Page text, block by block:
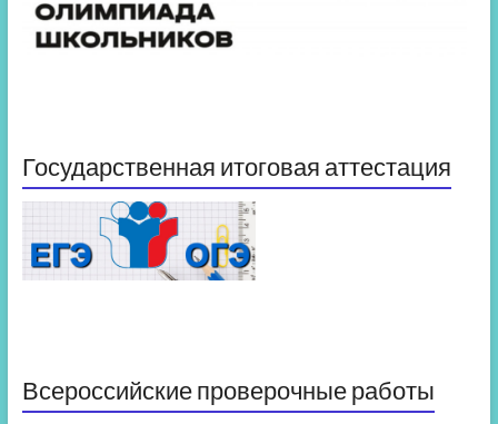
Государственная итоговая аттестация
Всероссийские проверочные работы